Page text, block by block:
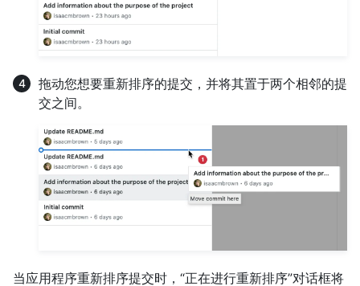
拖动您想要重新排序的提交，并将其置于两个相邻的提
交之间。
当应用程序重新排序提交时，“正在进行重新排序”对话框将